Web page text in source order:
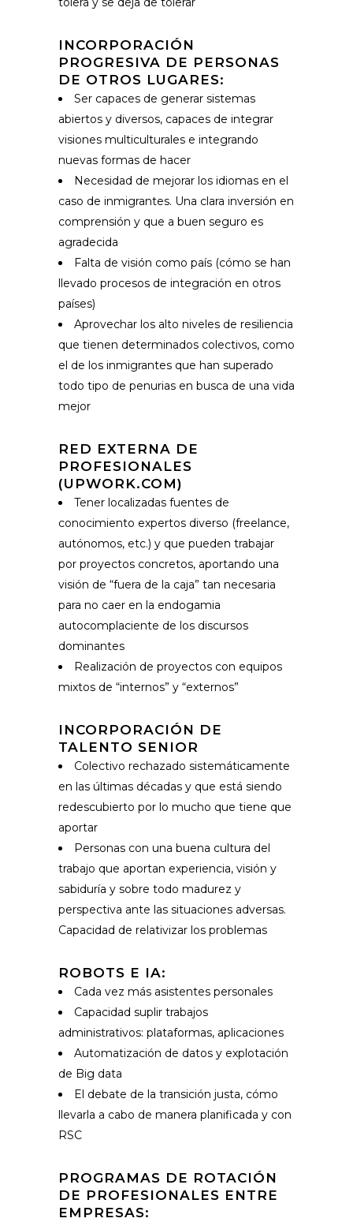
INCORPORACIÓN
PROGRESIVA DE PERSONAS
DE OTROS LUGARES:
Ser capaces de generar sistemas
abiertos y diversos, capaces de integrar
visiones multiculturales e integrando
nuevas formas de hacer
Necesidad de mejorar los idiomas en el
caso de inmigrantes. Una clara inversión en
comprensión y que a buen seguro es
agradecida
Falta de visión como país (cómo se han
llevado procesos de integración en otros
países)
Aprovechar los alto niveles de resiliencia
que tienen determinados colectivos, como
el de los inmigrantes que han superado
todo tipo de penurias en busca de una vida
mejor
RED EXTERNA DE
PROFESIONALES
(UPWORK.COM)
Tener localizadas fuentes de
conocimiento expertos diverso (freelance,
autónomos, etc.) y que pueden trabajar
por proyectos concretos, aportando una
visión de “fuera de la caja” tan necesaria
para no caer en la endogamia
autocomplaciente de los discursos
dominantes
Realización de proyectos con equipos
mixtos de “internos” y “externos”
INCORPORACIÓN DE
TALENTO SENIOR
Colectivo rechazado sistemáticamente
en las últimas décadas y que está siendo
redescubierto por lo mucho que tiene que
aportar
Personas con una buena cultura del
trabajo que aportan experiencia, visión y
sabiduría y sobre todo madurez y
perspectiva ante las situaciones adversas.
Capacidad de relativizar los problemas
ROBOTS E IA:
Cada vez más asistentes personales
Capacidad suplir trabajos
administrativos: plataformas, aplicaciones
Automatización de datos y explotación
de Big data
El debate de la transición justa, cómo
llevarla a cabo de manera planificada y con
RSC
PROGRAMAS DE ROTACIÓN
DE PROFESIONALES ENTRE
EMPRESAS: